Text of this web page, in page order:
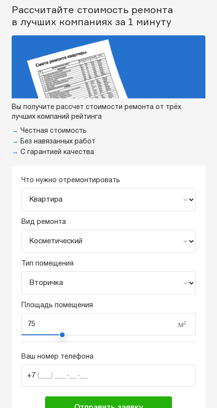
Что нужно отремонтировать
Вид ремонта
Тип помещения
Площадь помещения
м²
Ваш номер телефона
+7 (___) ___-__-__
Рассчитайте стоимость ремонта
в лучших компаниях за 1 минуту
Вы получите рассчет стоимости ремонта от трёх
лучших компаний рейтинга
→ Честная стоимость
→
Без навязанных работ
→ С гарантией качества